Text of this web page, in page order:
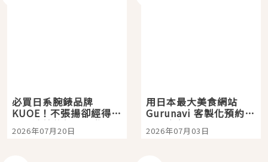
必買日系腕錶品牌
KUOE！不張揚卻經得起
時間洗鍊的經典之作五
選
2026年07月20日
用日本最大美食網站
Gurunavi 客製化預約九
大都市餐廳，打造專屬
美食體驗！
2026年07月03日